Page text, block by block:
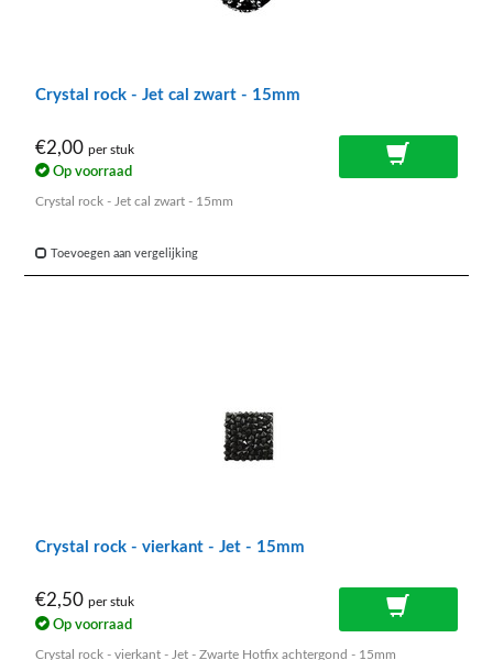
Crystal rock - Jet cal zwart - 15mm
€2,00 per stuk
Op voorraad
Crystal rock - Jet cal zwart - 15mm
Toevoegen aan vergelijking
Crystal rock - vierkant - Jet - 15mm
€2,50 per stuk
Op voorraad
Crystal rock - vierkant - Jet - Zwarte Hotfix achtergond - 15mm